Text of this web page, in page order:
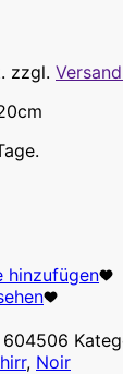
zzgl.
hinzufügen
604506
, Noir